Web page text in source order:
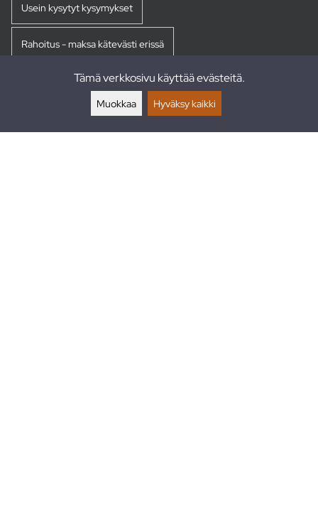
Usein kysytyt kysymykset
Rahoitus - maksa kätevästi erissä
Tämä verkkosivu käyttää evästeitä.
Muokkaa Hyväksy kaikki